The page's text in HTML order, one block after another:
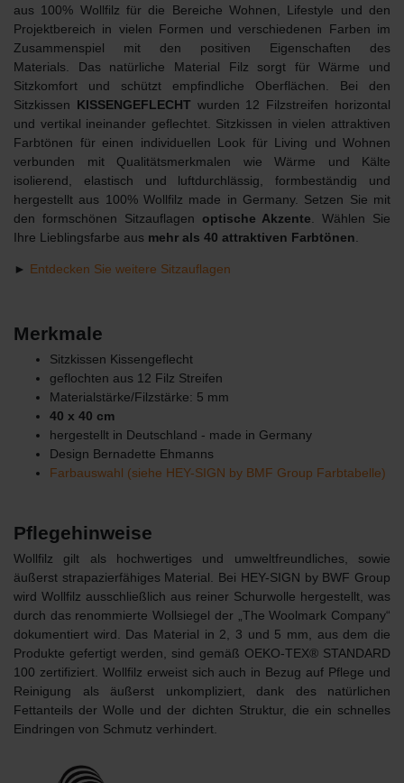
aus 100% Wollfilz für die Bereiche Wohnen, Lifestyle und den
Projektbereich in vielen Formen und verschiedenen Farben im
Zusammenspiel mit den positiven Eigenschaften des
Materials. Das natürliche Material Filz sorgt für Wärme und
Sitzkomfort und schützt empfindliche Oberflächen. Bei den
Sitzkissen KISSENGEFLECHT wurden 12 Filzstreifen horizontal
und vertikal ineinander geflechtet. Sitzkissen in vielen attraktiven
Farbtönen für einen individuellen Look für Living und Wohnen
verbunden mit Qualitätsmerkmalen wie Wärme und Kälte
isolierend, elastisch und luftdurchlässig, formbeständig und
hergestellt aus 100% Wollfilz made in Germany. Setzen Sie mit
den formschönen Sitzauflagen optische Akzente . Wählen Sie
Ihre Lieblingsfarbe aus mehr als 40 attraktiven Farbtönen
► Entdecken Sie weitere Sitzauflagen
Merkmale
Sitzkissen Kissengeflecht
geflochten aus 12 Filz Streifen
Materialstärke/Filzstärke: 5 mm
40 x 40 cm
hergestellt in Deutschland - made in Germany
Design Bernadette Ehmanns
Farbauswahl (siehe HEY-SIGN by BMF Group Farbtabelle)
Pflegehinweise
Wollfilz gilt als hochwertiges und umweltfreundliches, sowie
äußerst strapazierfähiges Material. Bei HEY-SIGN by BWF Group
wird Wollfilz ausschließlich aus reiner Schurwolle hergestellt, was
durch das renommierte Wollsiegel der „The Woolmark Company“
dokumentiert wird. Das Material in 2, 3 und 5 mm, aus dem die
Produkte gefertigt werden, sind gemäß OEKO-TEX® STANDARD
100 zertifiziert. Wollfilz erweist sich auch in Bezug auf Pflege und
Reinigung als äußerst unkompliziert, dank des natürlichen
Fettanteils der Wolle und der dichten Struktur, die ein schnelles
Eindringen von Schmutz verhindert.